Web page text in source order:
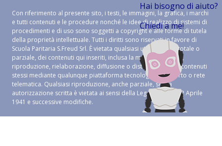
Hai bisogno di aiuto?
Chiedi a me!
Con riferimento al presente sito, i testi, le immagini, la grafica, i marchi
e tutti contenuti e le procedure nonché le idee di realizzo di sistemi di
procedimenti e di uso sono soggetti a copyright e alle forme di tutela
della proprietà intellettuale. Tutti i diritti sono riservati in favore di
Scuola Paritaria S.Freud Srl. È vietata qualsiasi utilizzazione, totale o
parziale, dei contenuti qui inseriti, inclusa la memorizzazione,
riproduzione, rielaborazione, diffusione o distribuzione dei contenuti
stessi mediante qualunque piattaforma tecnologica, supporto o rete
telematica. Qualsiasi riproduzione, anche parziale, senza
autorizzazione scritta è vietata ai sensi della Legge 633 del 22 Aprile
1941 e successive modifiche.
CREDITS:ALEIDE WEB AGENCY